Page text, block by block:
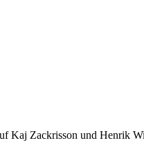
Kaj Zackrisson und Henrik